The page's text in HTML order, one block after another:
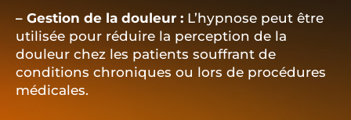
– Gestion de la douleur : L’hypnose peut être
utilisée pour réduire la perception de la
douleur chez les patients souffrant de
conditions chroniques ou lors de procédures
médicales.